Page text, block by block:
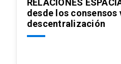
RELACIONES
desde los consensos
descentralización